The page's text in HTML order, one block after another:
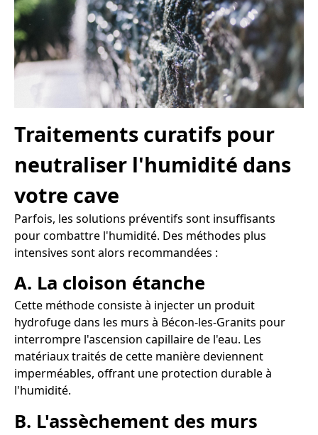
Traitements curatifs pour
neutraliser l'humidité dans
votre cave
Parfois, les solutions préventifs sont insuffisants
pour combattre l'humidité. Des méthodes plus
intensives sont alors recommandées :
A. La cloison étanche
Cette méthode consiste à injecter un produit
hydrofuge dans les murs à Bécon-les-Granits pour
interrompre l'ascension capillaire de l'eau. Les
matériaux traités de cette manière deviennent
imperméables, offrant une protection durable à
l'humidité.
B. L'assèchement des murs